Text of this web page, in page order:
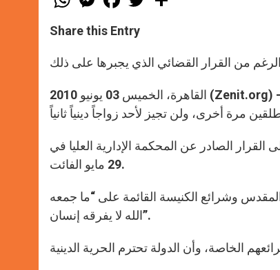
h
t
s
p
p
e
s
e
g
e
a
e
b
o
k
w
r
Share this Entry
من القرار القضائي الذي يجبرها على ذلك
القاهرة، الخميس 03 يونيو 2010 (Zenit.org) – سوف تباشر الكنيسة الأرثوذكسية بإجراءات قانونية لإبطال القرار القضائي
الصادر عن المحكمة الإدارية العليا في
29 مايو الفائت.
وشرائع الكنيسة القائمة على “ما جمعه
الله لا يفرقه إنسان”.